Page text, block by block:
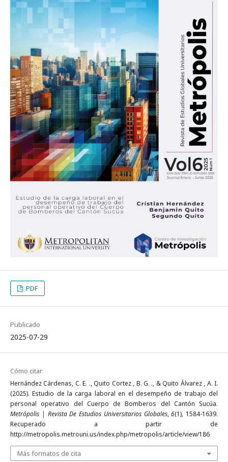
PDF
Publicado
2025-07-29
Cómo citar
Hernández Cárdenas, C. E. ., Quito Cortez , B. G. ., & Quito Álvarez , A. I.
(2025). Estudio de la carga laboral en el desempeño de trabajo del
personal operativo del Cuerpo de Bomberos del Cantón Sucúa.
Metrópolis | Revista De Estudios Universitarios Globales,6(1), 1584-1639.
Recuperado a partir de
http://metropolis.metrouni.us/index.php/metropolis/article/view/186
Más formatos de cita